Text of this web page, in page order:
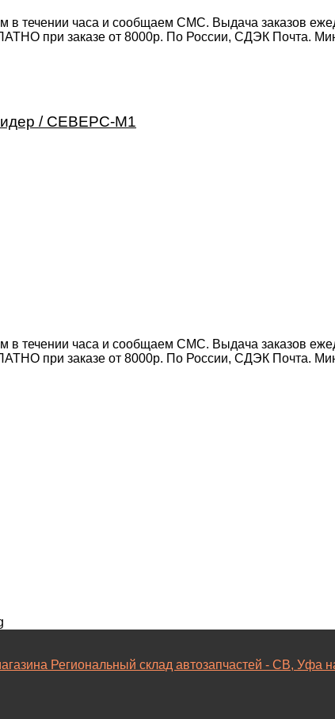
течении часа и сообщаем СМС. Выдача заказов
при заказе от 8000р. По России, СДЭК Почта.
/ СЕВЕРС-М1
течении часа и сообщаем СМС. Выдача заказов
при заказе от 8000р. По России, СДЭК Почта.